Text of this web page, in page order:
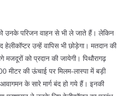
उनके परिजन वाहन से भी ले जाते हैं। लेकिन
उन्हें वापिस भी छोड़ेगा। मतदान की
को प्रदान की जायेगी। पिथौरागढ़
की ऊंचाई पर मिलम-लास्पा में बड़ी
के सारे मार्ग बंद हो गये हैं। इनकी